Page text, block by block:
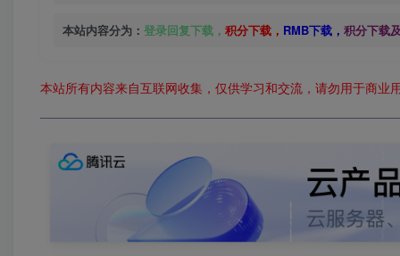
本站内容分为： 登录回复下载， 积分下载， RMB下载， 积分下载
本站所有内容来自互联网收集，仅供学习和交流，请勿用于商